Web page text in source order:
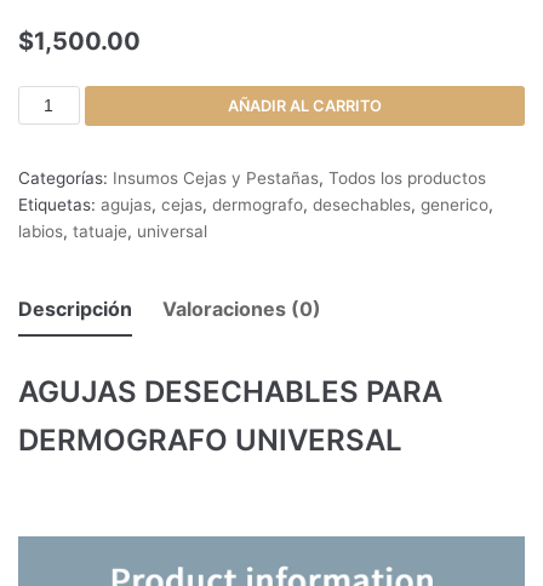
$1,500.00
AÑADIR AL CARRITO
Categorías: Insumos Cejas y Pestañas, Todos los productos
Etiquetas: agujas, cejas, dermografo, desechables, generico,
labios, tatuaje, universal
Descripción Valoraciones (0)
AGUJAS DESECHABLES PARA
DERMOGRAFO UNIVERSAL